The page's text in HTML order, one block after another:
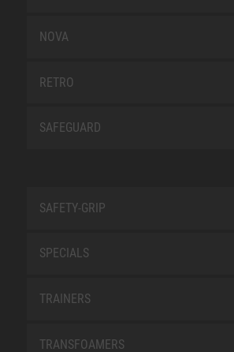
NOVA
RETRO
SAFEGUARD
SAFETY-GRIP
SPECIALS
TRAINERS
TRANSFOAMERS